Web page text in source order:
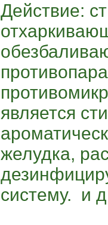
Действие:
является
желудка,
систему. и